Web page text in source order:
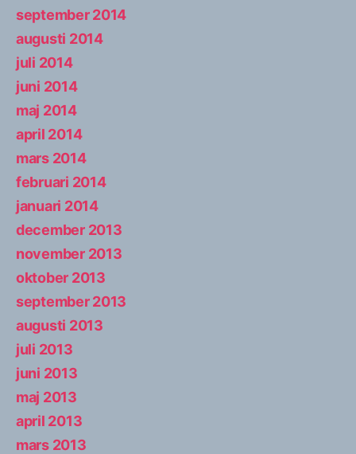
september 2014
augusti 2014
juli 2014
juni 2014
maj 2014
april 2014
mars 2014
februari 2014
januari 2014
december 2013
november 2013
oktober 2013
september 2013
augusti 2013
juli 2013
juni 2013
maj 2013
april 2013
mars 2013